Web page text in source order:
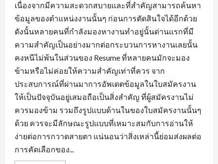
เนื่องจากมีความสะดวกสบายและที่สำคัญสามารถค้นหา
ข้อมูลของตำแหน่งงานนั้นๆ ก่อนการตัดสินใจได้อีกด้วย
ดังนั้นหลายคนที่กำลังมองหางานทำอยู่นั้นด่านแรกที่มี
ความสำคัญเป็นอย่างมากต่อกระบวนการหางานเลยนั้น
คงหนีไม่พ้นในส่วนของ Resume ที่หลายคนมักจะมอง
ข้ามหรือไม่ค่อยให้ความสำคัญเท่าที่ควร จาก
ประสบการณ์ที่ผ่านมาการอัพเดตข้อมูลในใบสมัครงาน
ให้เป็นปัจจุบันอยู่เสมอถือเป็นสิ่งสำคัญ ที่ผู้สมัครงานไม่
ควรมองข้าม รวมถึงรูปแบบด้านในของใบสมัครงานนั้นๆ
ด้วย ควรจะมีลักษณะรูปแบบที่เหมาะสมกับการอ่านให้
ง่ายต่อการกวาดสายตา แน่นอนว่าสิ่งเหล่านี้ย่อมส่งผลต่อ
การคัดเลือกของ...